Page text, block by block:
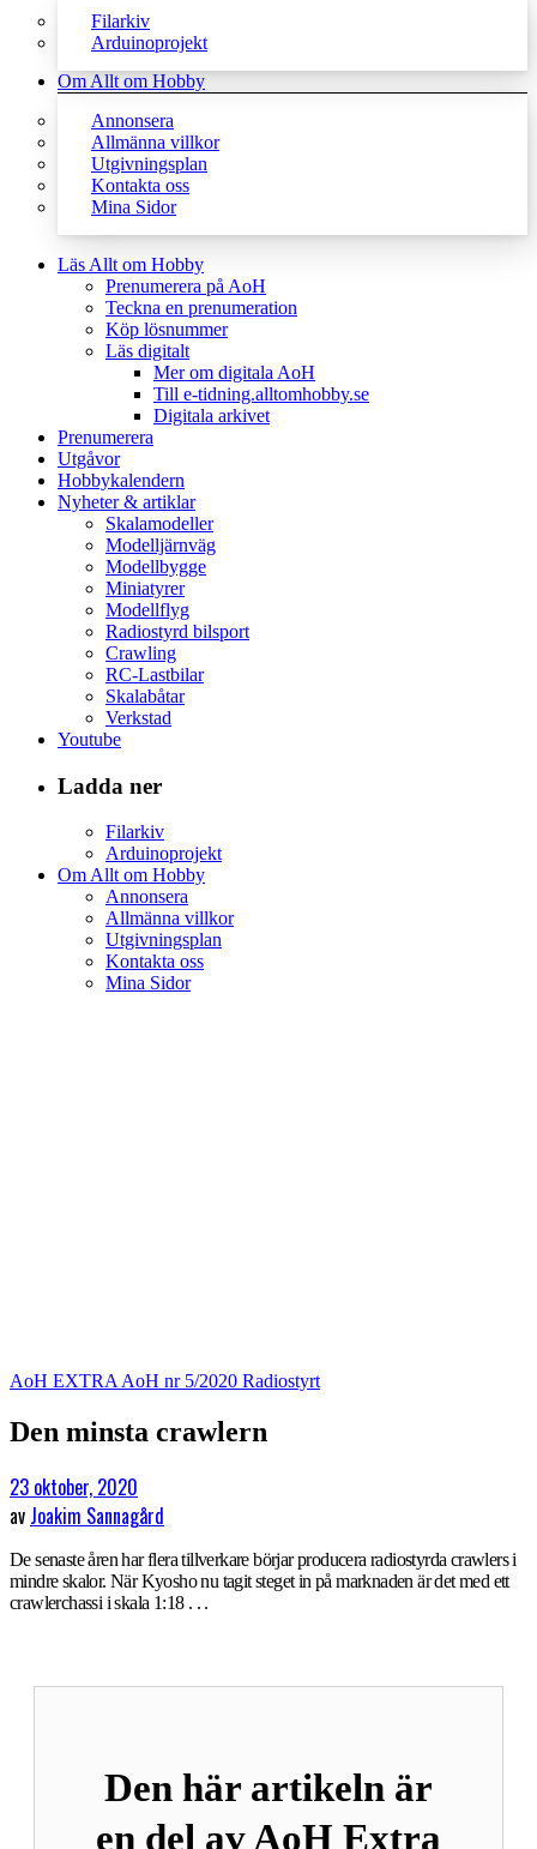
Filarkiv
Arduinoprojekt
Om Allt om Hobby
Annonsera
Allmänna villkor
Utgivningsplan
Kontakta oss
Mina Sidor
Läs Allt om Hobby
Prenumerera på AoH
Teckna en prenumeration
Köp lösnummer
Läs digitalt
Mer om digitala AoH
Till e-tidning.alltomhobby.se
Digitala arkivet
Prenumerera
Utgåvor
Hobbykalendern
Nyheter & artiklar
Skalamodeller
Modelljärnväg
Modellbygge
Miniatyrer
Modellflyg
Radiostyrd bilsport
Crawling
RC-Lastbilar
Skalabåtar
Verkstad
Youtube
Ladda ner
Filarkiv
Arduinoprojekt
Om Allt om Hobby
Annonsera
Allmänna villkor
Utgivningsplan
Kontakta oss
Mina Sidor
AoH EXTRAAoH nr 5/2020 Radiostyrt
Den minsta crawlern
23 oktober, 2020
av Joakim Sannagård
De senaste åren har flera tillverkare börjar producera radiostyrda crawlers i
mindre skalor. När Kyosho nu tagit steget in på marknaden är det med ett
crawlerchassi i skala 1:18 . . .
Den här artikeln är
en del av AoH Extra